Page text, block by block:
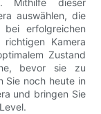
Mithilfe dieser
auswählen, die
erfolgreichen
Kamera
Zustand
bevor sie zu
Sie noch heute in
und bringen Sie